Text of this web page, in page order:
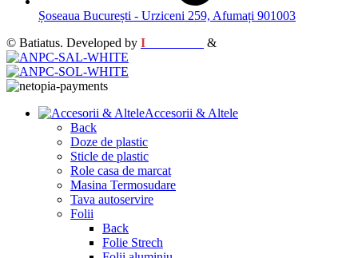
Șoseaua București - Urziceni 259, Afumați 901003
© Batiatus. Developed by I &
Accesorii & Altele
Back
Doze de plastic
Sticle de plastic
Role casa de marcat
Masina Termosudare
Tava autoservire
Folii
Back
Folie Strech